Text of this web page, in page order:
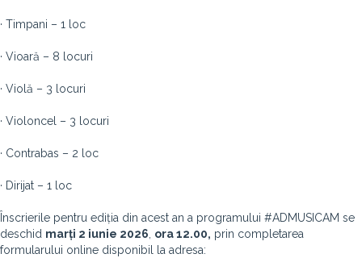
· Timpani – 1 loc
· Vioară – 8 locuri
· Violă – 3 locuri
· Violoncel – 3 locuri
· Contrabas – 2 loc
· Dirijat – 1 loc
Înscrierile pentru ediția din acest an a programului #ADMUSICAM se
deschid marți 2 iunie 2026 ora 12.00, prin completarea
formularului online disponibil la adresa: